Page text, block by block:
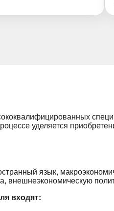
уделяется
язык,
внешнеэкономическую
входят: